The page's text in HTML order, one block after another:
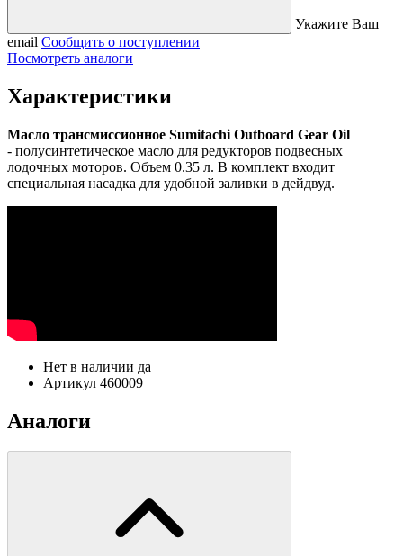
Укажите Ваш
email Сообщить о поступлении
Посмотреть аналоги
Характеристики
Масло трансмиссионное Sumitachi Outboard Gear Oil
- полусинтетическое масло для редукторов подвесных
лодочных моторов. Объем 0.35 л. В комплект входит
специальная насадка для удобной заливки в дейдвуд.
Нет в наличии да
Артикул 460009
Аналоги